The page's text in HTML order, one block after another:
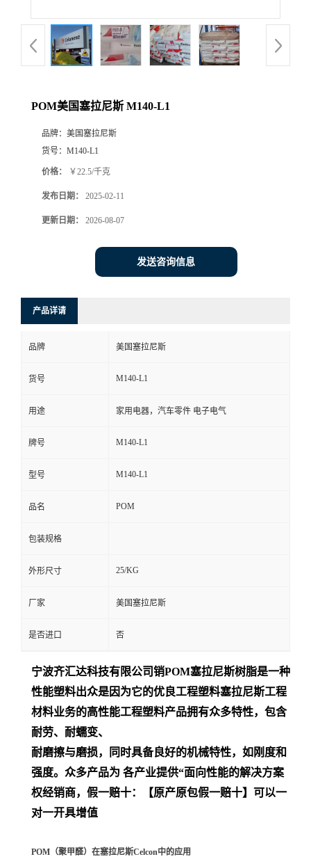
POM美国塞拉尼斯 M140-L1
品牌： 美国塞拉尼斯
货号： M140-L1
价格： ￥22.5/千克
发布日期： 2025-02-11
更新日期： 2026-08-07
发送咨询信息
产品详请
品牌 美国塞拉尼斯
货号 M140-L1
用途 家用电器，汽车零件 电子电气
牌号 M140-L1
型号 M140-L1
品名 POM
包装规格
外形尺寸 25/KG
厂家 美国塞拉尼斯
是否进口 否
宁波齐汇达科技有限公司销POM塞拉尼斯树脂是一种
性能塑料出众是因为它的优良工程塑料塞拉尼斯工程
材料业务的高性能工程塑料产品拥有众多特性，包含
耐劳、耐蠕变、
耐磨擦与磨损，同时具备良好的机械特性，如刚度和
强度。众多产品为 各产业提供“面向性能的解决方案
权经销商，假一赔十：【原产原包假一赔十】可以一
对一开具增值
POM（聚甲醛）在塞拉尼斯Celcon中的应用